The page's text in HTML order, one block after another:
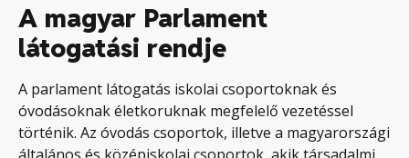
A magyar Parlament
látogatási rendje
A parlament látogatás iskolai csoportoknak és
óvodásoknak életkoruknak megfelelő vezetéssel
történik. Az óvodás csoportok, illetve a magyarországi